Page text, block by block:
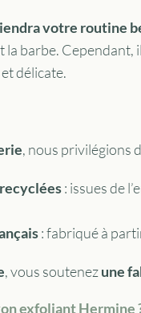
votre routine
la barbe.
et délicate.
, nous privilégions
: issues de
: fabriqué à
, vous soutenezune
exfoliant Hermine